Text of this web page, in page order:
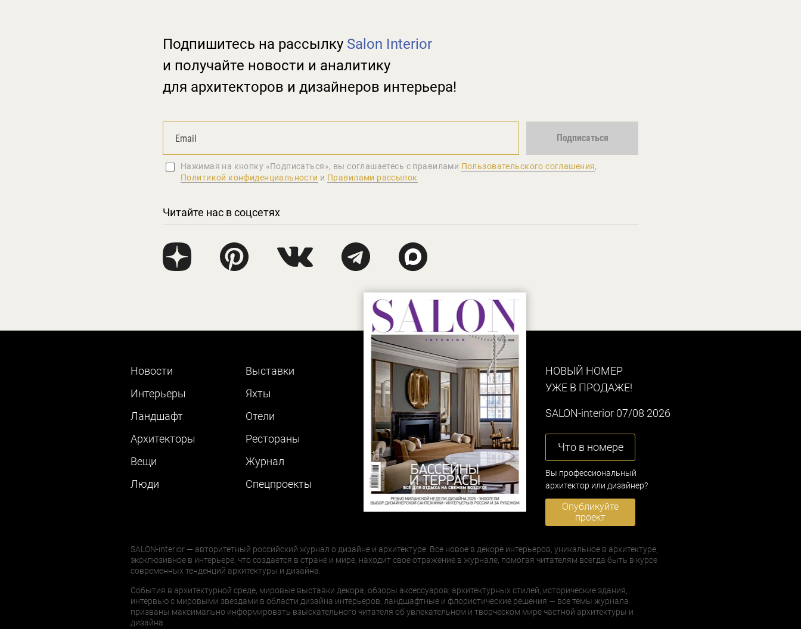
Подпишитесь на рассылку Salon Interior
и получайте новости и аналитику
для архитекторов и дизайнеров интерьера!
Подписаться
Нажимая на кнопку «Подписаться», вы соглашаетеcь с правилами Пользовательского соглашения,
Политикой конфиденциальности и Правилами рассылок
Читайте нас в соцсетях
Новости
Интерьеры
Ландшафт
Архитекторы
Вещи
Люди
Выставки
Яхты
Отели
Рестораны
Журнал
Cпецпроекты
НОВЫЙ НОМЕР
УЖЕ В ПРОДАЖЕ!
SALON-interior 07/08 2026
Что в номере
Вы профессиональный
архитектор или дизайнер?
Опубликуйте
проект
SALON-interior — авторитетный российский журнал о дизайне и архитектуре. Все новое в декоре интерьеров, уникальное в архитектуре,
эксклюзивное в интерьере, что создается в стране и мире, находит свое отражение в журнале, помогая читателям всегда быть в курсе
современных тенденций архитектуры и дизайна.
События в архитектурной среде, мировые выставки декора, обзоры аксессуаров, архитектурных стилей, исторические здания,
интервью с мировыми звездами в области дизайна интерьеров, ландшафтные и флористические решения — все темы журнала
призваны максимально информировать взыскательного читателя об увлекательном и творческом мире частной архитектуры и
дизайна.